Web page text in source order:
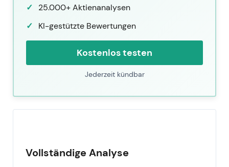
25.000+ Aktienanalysen
KI-gestützte Bewertungen
Kostenlos testen
Jederzeit kündbar
Vollständige Analyse